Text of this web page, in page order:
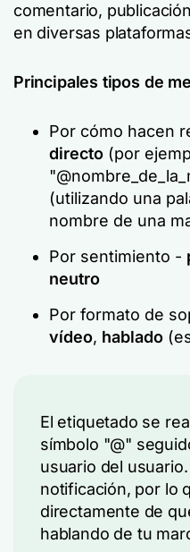
comentario,
en diversas
Principales tipos de
Por cómo hacen
directo (por
(utilizando una
nombre de una
Por sentimiento -
neutro
Por formato de
vídeo, hablado
El etiquetado se
símbolo "@"
usuario del
notificación, por lo
directamente de
hablando de tu